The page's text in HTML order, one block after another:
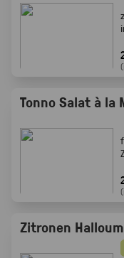
Tonno Salat à la
Zitronen